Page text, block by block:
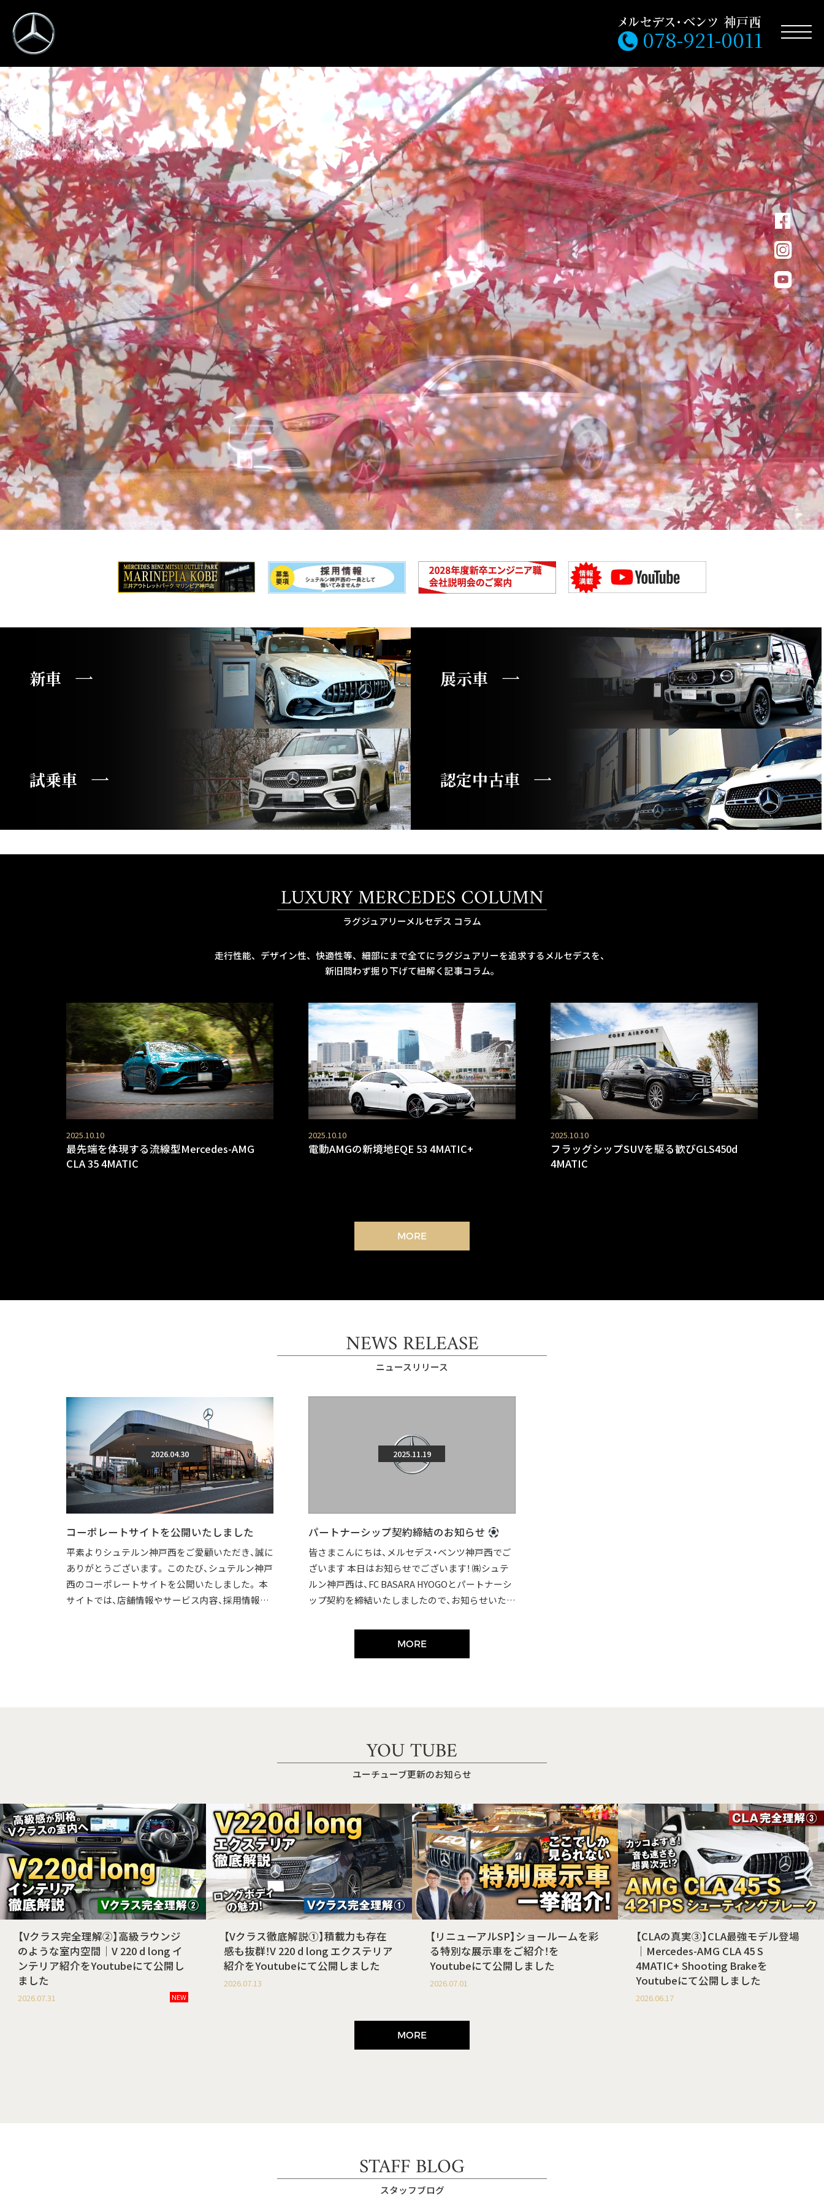
078-921-0011
新車 展示車
試乗車 認定中古車
LUXURY MERCEDES COLUMN
ラグジュアリーメルセデス コラム
走行性能、デザイン性、快適性等、細部にまで全てにラグジュアリーを追求するメルセデスを、
新旧問わず掘り下げて紐解く記事コラム。
2025.10.10
最先端を体現する流線型Mercedes-AMG
CLA 35 4MATIC
2025.10.10
電動AMGの新境地EQE 53 4MATIC+
2025.10.10
フラッグシップSUVを駆る歓びGLS450d
4MATIC
MORE
NEWS RELEASE
ニュースリリース
2026.04.30
コーポレートサイトを公開いたしました
平素よりシュテルン神戸西をご愛顧いただき、誠に
ありがとうございます。 このたび、シュテルン神戸
西のコーポレートサイトを公開いたしました。 本
サイトでは、店舗情報やサービス内容、採用情報な
2025.11.19
パートナーシップ契約締結のお知らせ
皆さまこんにちは、メルセデス・ベンツ神戸西でご
ざいます 本日はお知らせでございます！ ㈱シュテ
ルン神戸西は、FC BASARA HYOGOとパートナーシ
ップ契約を締結いたしましたので、お知らせいたし
MORE
YOU TUBE
ユーチューブ更新のお知らせ
【Vクラス完全理解②】高級ラウンジ
のような室内空間｜V 220 d long イ
ンテリア紹介をYoutubeにて公開し
ました
2026.07.31 NEW
【Vクラス徹底解説①】積載力も存在
感も抜群！V 220 d long エクステリア
紹介をYoutubeにて公開しました
2026.07.13
【リニューアルSP】ショールームを彩
る特別な展示車をご紹介！を
Youtubeにて公開しました
2026.07.01
【CLAの真実③】CLA最強モデル登場
｜Mercedes-AMG CLA 45 S
4MATIC+ Shooting Brakeを
Youtubeにて公開しました
2026.06.17
MORE
STAFF BLOG
スタッフブログ